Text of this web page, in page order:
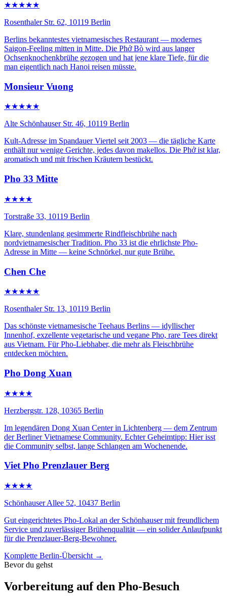
★★★★★
Rosenthaler Str. 62, 10119 Berlin
Berlins bekanntestes vietnamesisches Restaurant — modernes
Saigon-Feeling mitten in Mitte. Die Phở Bò wird aus langer
Ochsenknochenkbrühe gezogen und hat jene klare Tiefe, für die
man eigentlich nach Hanoi reisen müsste.
Monsieur Vuong
★★★★★
Alte Schönhauser Str. 46, 10119 Berlin
Kult-Adresse im Spandauer Viertel seit 2003 — die tägliche Karte
enthält nur wenige Gerichte, jedes davon makellos. Die Phở ist klar,
aromatisch und mit frischen Kräutern bestückt.
Pho 33 Mitte
★★★★
Torstraße 33, 10119 Berlin
Klare, stundenlang gesimmerte Rindfleischbrühe nach
nordvietnamesischer Tradition. Pho 33 ist die ehrlichste Pho-
Adresse in Mitte — keine Schnörkel, nur gute Brühe.
Chen Che
★★★★★
Rosenthaler Str. 13, 10119 Berlin
Das schönste vietnamesische Teehaus Berlins — idyllischer
Innenhof, exzellente vegetarische und vegane Pho, rare Tees direkt
aus Vietnam. Für Pho-Liebhaber, die mehr als Fleischbrühe
entdecken möchten.
Pho Dong Xuan
★★★★
Herzbergstr. 128, 10365 Berlin
Im legendären Dong Xuan Center in Lichtenberg — dem Zentrum
der Berliner Vietnamese Community. Echter Geheimtipp: Hier isst
die Community selbst, lange Schlangen am Wochenende.
Viet Pho Prenzlauer Berg
★★★★
Schönhauser Allee 52, 10437 Berlin
Gut eingerichtetes Pho-Lokal an der Schönhauser mit freundlichem
Service und zuverlässiger Brühenqualität — ein solider Anlaufpunkt
für die Prenzlauer-Berg-Bewohner.
Komplette Berlin-Übersicht →
Bevor du gehst
Vorbereitung auf den Pho-Besuch